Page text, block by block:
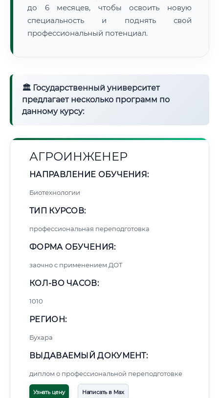
до 6 месяцев, чтобы освоить новую
специальность и поднять свой
профессиональный потенциал.
🏛 Государственный университет
предлагает несколько программ по
данному курсу:
АГРОИНЖЕНЕР
НАПРАВЛЕНИЕ ОБУЧЕНИЯ:
Биотехнологии
ТИП КУРСОВ:
профессиональная переподготовка
ФОРМА ОБУЧЕНИЯ:
заочно с применением ДОТ
КОЛ-ВО ЧАСОВ:
1010
РЕГИОН:
Бухара
ВЫДАВАЕМЫЙ ДОКУМЕНТ:
диплом о профессиональной переподготовке
Узнать цену Написать в Max